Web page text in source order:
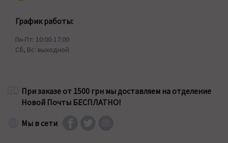
График работы:
Пн-Пт: 10:00-17:00
Сб, Вс: выходной
При заказе от 1500 грн мы доставляем на отделение
Новой Почты БЕСПЛАТНО!
Мы в сети